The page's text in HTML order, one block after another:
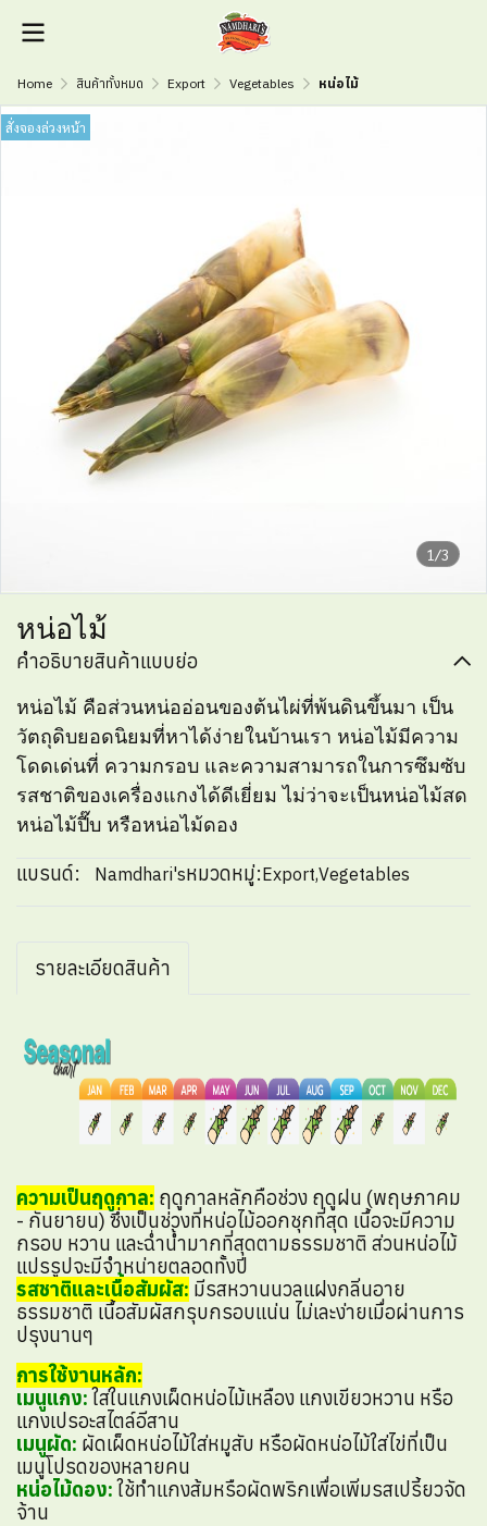
Home สินค้าทั้งหมด Export Vegetables หน่อไม้
1/3
สั่งจองล่วงหน้า
หน่อไม้
คำอธิบายสินค้าแบบย่อ
หน่อไม้ คือส่วนหน่ออ่อนของต้นไผ่ที่พ้นดินขึ้นมา เป็น
วัตถุดิบยอดนิยมที่หาได้ง่ายในบ้านเรา หน่อไม้มีความ
โดดเด่นที่ ความกรอบ และความสามารถในการซึมซับ
รสชาติของเครื่องแกงได้ดีเยี่ยม ไม่ว่าจะเป็นหน่อไม้สด
หน่อไม้ปี๊บ หรือหน่อไม้ดอง
แบรนด์: Namdhari'sหมวดหมู่:Export,Vegetables
รายละเอียดสินค้า
ความเป็นฤดูกาล: ฤดูกาลหลักคือช่วง ฤดูฝน (พฤษภาคม
- กันยายน) ซึ่งเป็นช่วงที่หน่อไม้ออกชุกที่สุด เนื้อจะมีความ
กรอบ หวาน และฉ่ำน้ำมากที่สุดตามธรรมชาติ ส่วนหน่อไม้
แปรรูปจะมีจำหน่ายตลอดทั้งปี
รสชาติและเนื้อสัมผัส: มีรสหวานนวลแฝงกลิ่นอาย
ธรรมชาติ เนื้อสัมผัสกรุบกรอบแน่น ไม่เละง่ายเมื่อผ่านการ
ปรุงนานๆ
การใช้งานหลัก:
เมนูแกง:ใส่ในแกงเผ็ดหน่อไม้เหลือง แกงเขียวหวาน หรือ
แกงเปรอะสไตล์อีสาน
เมนูผัด: ผัดเผ็ดหน่อไม้ใส่หมูสับ หรือผัดหน่อไม้ใส่ไข่ที่เป็น
เมนูโปรดของหลายคน
หน่อไม้ดอง:ใช้ทำแกงส้มหรือผัดพริกเพื่อเพิ่มรสเปรี้ยวจัด
จ้าน